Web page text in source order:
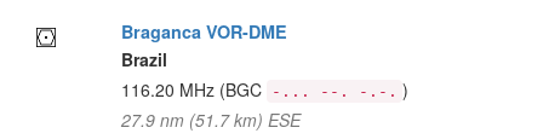
Braganca VOR-DME
Brazil
116.20 MHz (BGC -... --. -.-. )
27.9 nm (51.7 km) ESE